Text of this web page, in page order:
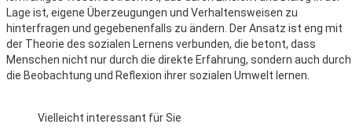
Lage ist, eigene Überzeugungen und Verhaltensweisen zu
hinterfragen und gegebenenfalls zu ändern. Der Ansatz ist eng mit
der Theorie des sozialen Lernens verbunden, die betont, dass
Menschen nicht nur durch die direkte Erfahrung, sondern auch durch
die Beobachtung und Reflexion ihrer sozialen Umwelt lernen.
Vielleicht interessant für Sie